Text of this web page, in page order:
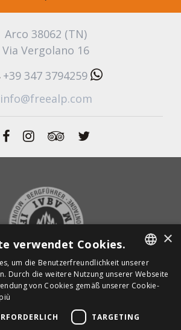
Arco 38062 (TN)
Via Vergolano 16
+39 347 3794259
info@freealp.com
ZUR STARTSEITE
Graffiti Web
ITALIAN
ENGLISH
×
verwendet Cookies.
um die Benutzerfreundlichkeit unserer
Durch die weitere Nutzung unserer Webseite
von Cookies gemäß unserer Cookie-
TARGETING